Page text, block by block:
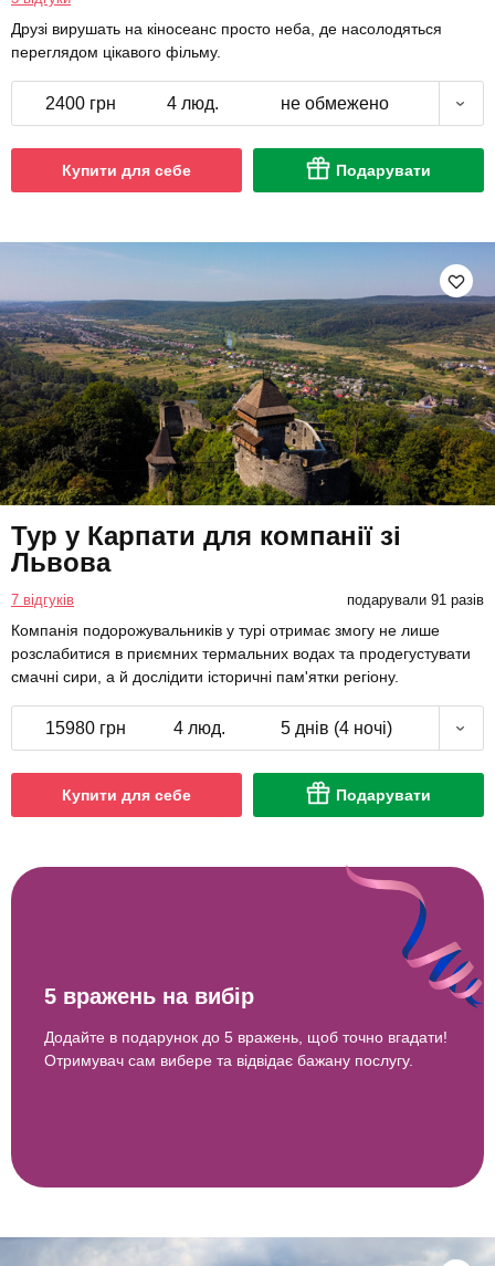
2400 грн не обмежено
Купити для себе Подарувати
Тур у Карпати для компанії зі
Львова
Компанія подорожувальників у турі отримає змогу не лише
розслабитися в приємних термальних водах та продегустувати
смачні сири, а й дослідити історичні пам'ятки регіону.
15980 грн
Купити для себе Подарувати
Додайте в подарунок до 5 вражень, щоб точно вгадати!